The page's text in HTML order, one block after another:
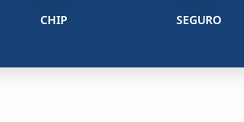
CHIP SEGURO